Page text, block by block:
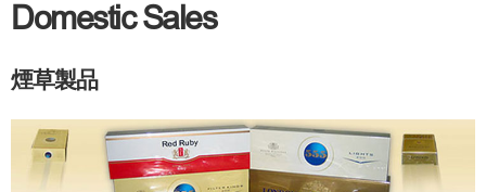
Domestic Sales
煙草製品